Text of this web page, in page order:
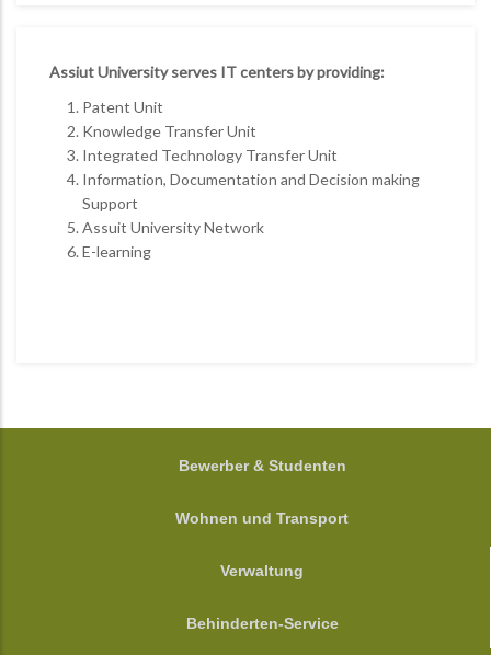
Assiut University serves IT centers by providing:
Patent Unit
Knowledge Transfer Unit
Integrated Technology Transfer Unit
Information, Documentation and Decision making
Support
Assuit University Network
E-learning
FOOTER
Bewerber & Studenten
Wohnen und Transport
Verwaltung
Behinderten-Service